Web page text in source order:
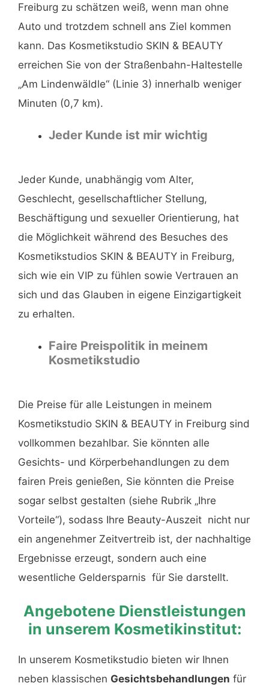
Freiburg zu schätzen weiß, wenn man ohne
Auto und trotzdem schnell ans Ziel kommen
kann. Das Kosmetikstudio SKIN & BEAUTY
erreichen Sie von der Straßenbahn-Haltestelle
„Am Lindenwäldle“ (Linie 3) innerhalb weniger
Minuten (0,7 km).
Jeder Kunde ist mir wichtig
Jeder Kunde, unabhängig vom Alter,
Geschlecht, gesellschaftlicher Stellung,
Beschäftigung und sexueller Orientierung, hat
die Möglichkeit während des Besuches des
Kosmetikstudios SKIN & BEAUTY in Freiburg,
sich wie ein VIP zu fühlen sowie Vertrauen an
sich und das Glauben in eigene Einzigartigkeit
zu erhalten.
Faire Preispolitik in meinem
Kosmetikstudio
Die Preise für alle Leistungen in meinem
Kosmetikstudio SKIN & BEAUTY in Freiburg sind
vollkommen bezahlbar. Sie könnten alle
Gesichts- und Körperbehandlungen zu dem
fairen Preis genießen, Sie könnten die Preise
sogar selbst gestalten (siehe Rubrik „Ihre
Vorteile“), sodass Ihre Beauty-Auszeit nicht nur
ein angenehmer Zeitvertreib ist, der nachhaltige
Ergebnisse erzeugt, sondern auch eine
wesentliche Geldersparnis für Sie darstellt.
Angebotene Dienstleistungen
in unserem Kosmetikinstitut:
In unserem Kosmetikstudio bieten wir Ihnen
neben klassischen Gesichtsbehandlungen für